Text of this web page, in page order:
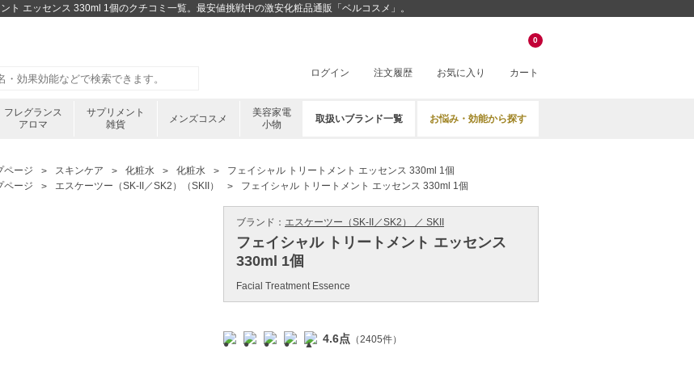
ト エッセンス 330ml 1個のクチコミ一覧。最安値挑戦中の激安化粧品通販「ベルコスメ」。
ログイン 注文履歴 お気に入り カート
0
フレグランス
アロマ
サプリメント
雑貨
メンズコスメ
美容家電
小物
取扱いブランド一覧 お悩み・効能から探す
ページ スキンケア 化粧水 化粧水
フェイシャル トリートメント エッセンス 330ml 1個
ページ
エスケーツー（SK-II／SK2）（SKII） フェイシャル トリートメント エッセンス 330ml 1個
ブランド： エスケーツー（SK-II／SK2） ／ SKII
フェイシャル トリートメント エッセンス
330ml 1個
Facial Treatment Essence
4.6点 （2405件）